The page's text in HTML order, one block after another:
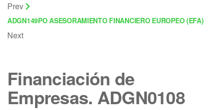
Prev
ADGN149PO ASESORAMIENTO FINANCIERO EUROPEO (EFA)
Next
Financiación de
Empresas. ADGN0108